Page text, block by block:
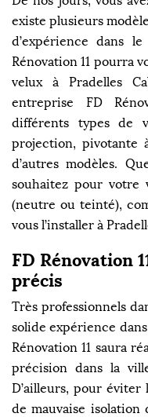
existe plusieurs
d’expérience dans
Rénovation 11 pourra
velux à Pradelles
entreprise FD
différents types de
projection, pivotante
d’autres modèles.
souhaitez pour votre
(neutre ou teinté),
vous l’installer à
FD Rénovation
précis
Très professionnels
solide expérience
Rénovation 11 saura
précision dans la
D’ailleurs, pour éviter
de mauvaise